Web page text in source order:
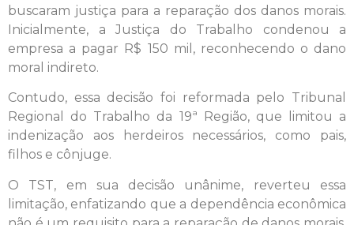
buscaram justiça para a reparação dos danos morais.
Inicialmente, a Justiça do Trabalho condenou a
empresa a pagar R$ 150 mil, reconhecendo o dano
moral indireto.
Contudo, essa decisão foi reformada pelo Tribunal
Regional do Trabalho da 19ª Região, que limitou a
indenização aos herdeiros necessários, como pais,
filhos e cônjuge.
O TST, em sua decisão unânime, reverteu essa
limitação, enfatizando que a dependência econômica